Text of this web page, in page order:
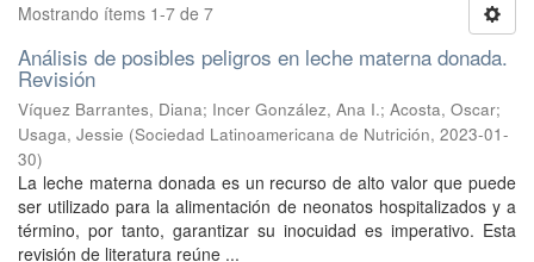
Mostrando ítems 1-7 de 7
Análisis de posibles peligros en leche materna donada.
Revisión
Víquez Barrantes, Diana; Incer González, Ana I.; Acosta, Oscar;
Usaga, Jessie (Sociedad Latinoamericana de Nutrición, 2023-01-
30)
La leche materna donada es un recurso de alto valor que puede
ser utilizado para la alimentación de neonatos hospitalizados y a
término, por tanto, garantizar su inocuidad es imperativo. Esta
revisión de literatura reúne ...